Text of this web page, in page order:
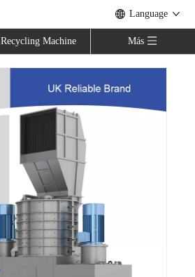
Language
Recycling Machine Más